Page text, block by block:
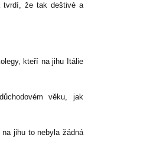
tvrdí, že tak deštivé a
kteří na jihu Itálie
věku, jak
jihu to nebyla žádná